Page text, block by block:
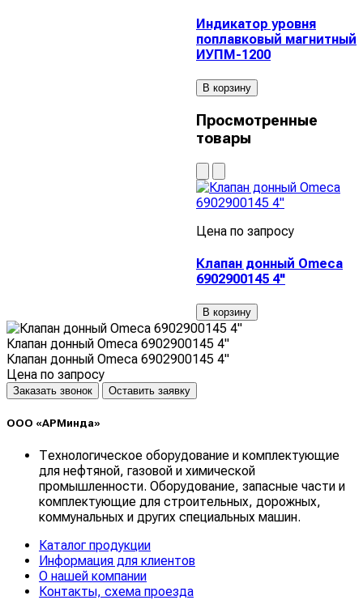
Индикатор уровня
поплавковый магнитный
ИУПМ-1200
В корзину
Просмотренные
товары
Цена по запросу
Клапан донный Omeca
6902900145 4"
В корзину
Клапан донный Omeca 6902900145 4"
Клапан донный Omeca 6902900145 4"
Цена по запросу
Заказать звонок Оставить заявку
ООО «АРМинда»
Технологическое оборудование и комплектующие
для нефтяной, газовой и химической
промышленности. Оборудование, запасные части и
комплектующие для строительных, дорожных,
коммунальных и других специальных машин.
Каталог продукции
Информация для клиентов
О нашей компании
Контакты, схема проезда